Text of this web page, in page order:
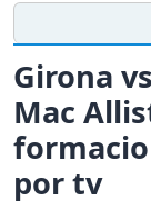
Girona
Mac
por tv